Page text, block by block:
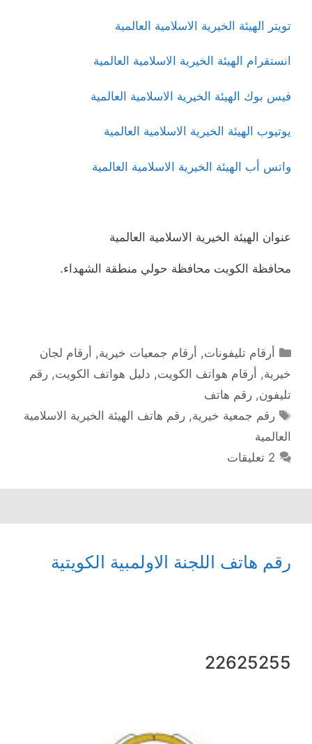
تويتر الهيئة الخيرية الاسلامية العالمية
انستقرام الهيئة الخيرية الاسلامية العالمية
فيس بوك الهيئة الخيرية الاسلامية العالمية
يوتيوب الهيئة الخيرية الاسلامية العالمية
واتس أب الهيئة الخيرية الاسلامية العالمية
عنوان الهيئة الخيرية الاسلامية العالمية
محافظة الكويت محافظة حولي منطقة الشهداء.
التصنيفات
أرقام تليفونات, أرقام جمعيات خيرية, أرقام لجان
خيرية, أرقام هواتف الكويت, دليل هواتف الكويت, رقم
تليفون, رقم هاتف
الوسوم
رقم جمعية خيرية,رقم هاتف الهيئة الخيرية الاسلامية
العالمية
2 تعليقات
رقم هاتف اللجنة الاولمبية الكويتية
22625255